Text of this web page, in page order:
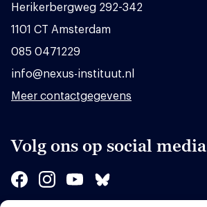
Herikerbergweg 292-342
1101 CT Amsterdam
085 0471229
info@nexus-instituut.nl
Meer contactgegevens
Volg ons op social media